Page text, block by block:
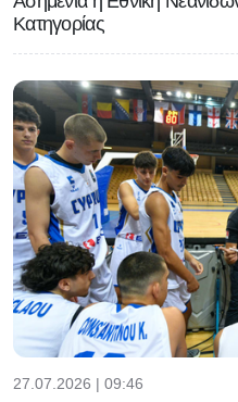
Κατηγορίας
27.07.2026 | 09:46